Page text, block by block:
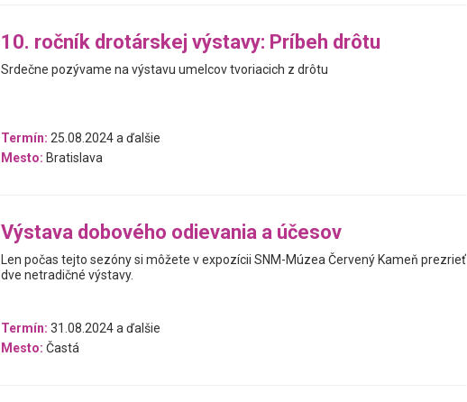
10. ročník drotárskej výstavy: Príbeh drôtu
Srdečne pozývame na výstavu umelcov tvoriacich z drôtu
Termín: 25.08.2024 a ďalšie
Mesto: Bratislava
Výstava dobového odievania a účesov
Len počas tejto sezóny si môžete v expozícii SNM-Múzea Červený Kameň prezrieť
dve netradičné výstavy.
Termín: 31.08.2024 a ďalšie
Mesto: Častá